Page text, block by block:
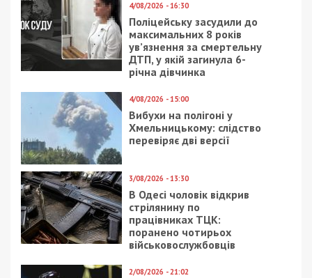
4/08/2026 - 16:30
Поліцейську засудили до
максимальних 8 років
ув’язнення за смертельну
ДТП, у якій загинула 6-
річна дівчинка
4/08/2026 - 15:00
Вибухи на полігоні у
Хмельницькому: слідство
перевіряє дві версії
3/08/2026 - 13:30
В Одесі чоловік відкрив
стрілянину по
працівниках ТЦК:
поранено чотирьох
військовослужбовців
2/08/2026 - 21:02